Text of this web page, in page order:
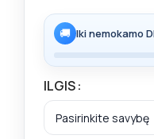
🚚 Iki nemokamo
ILGIS